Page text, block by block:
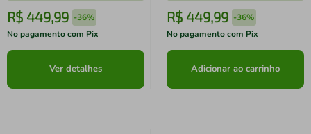
R$ 449,99 -36%
No pagamento com Pix
Ver detalhes
R$ 449,99 -36%
No pagamento com Pix
Adicionar ao carrinho